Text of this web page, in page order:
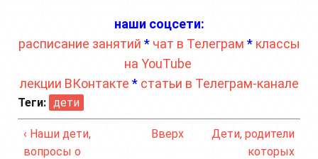
наши соцсети:
расписание занятий * чат в Телеграм * классы
на YouTube
лекции ВКонтакте * статьи в Телеграм-канале
Теги: дети
‹ Наши дети,
вопросы о
Вверх
Дети, родители
которых